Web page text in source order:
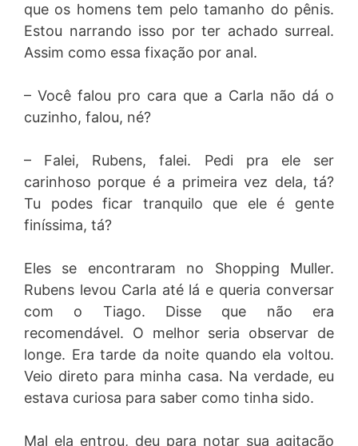
que os homens tem pelo tamanho do pênis.
Estou narrando isso por ter achado surreal.
Assim como essa fixação por anal.
– Você falou pro cara que a Carla não dá o
cuzinho, falou, né?
– Falei, Rubens, falei. Pedi pra ele ser
carinhoso porque é a primeira vez dela, tá?
Tu podes ficar tranquilo que ele é gente
finíssima, tá?
Eles se encontraram no Shopping Muller.
Rubens levou Carla até lá e queria conversar
com o Tiago. Disse que não era
recomendável. O melhor seria observar de
longe. Era tarde da noite quando ela voltou.
Veio direto para minha casa. Na verdade, eu
estava curiosa para saber como tinha sido.
Mal ela entrou, deu para notar sua agitação